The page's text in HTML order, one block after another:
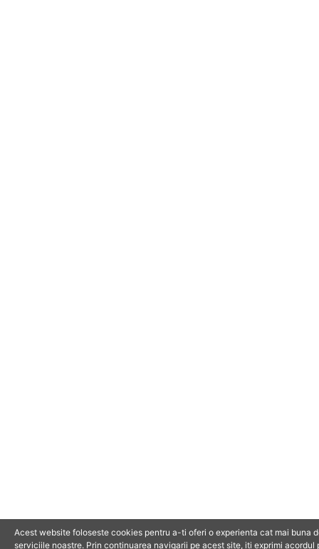
Acest website foloseste cookies pentru a-ti oferi o experienta cat mai buna
serviciile noastre. Prin continuarea navigarii pe acest site, iti exprimi